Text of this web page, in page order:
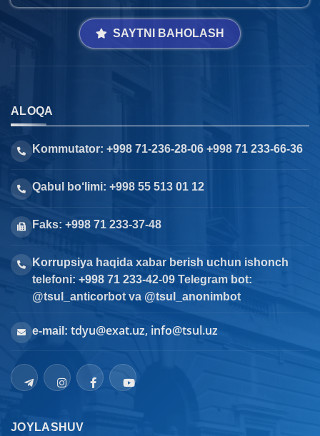
SAYTNI BAHOLASH
ALOQA
Kommutator: +998 71-236-28-06 +998 71 233-66-36
Qabul bo‘limi: +998 55 513 01 12
Faks: +998 71 233-37-48
Korrupsiya haqida xabar berish uchun ishonch
telefoni: +998 71 233-42-09 Telegram bot:
@tsul_anticorbot va @tsul_anonimbot
e-mail: tdyu@exat.uz, info@tsul.uz
JOYLASHUV